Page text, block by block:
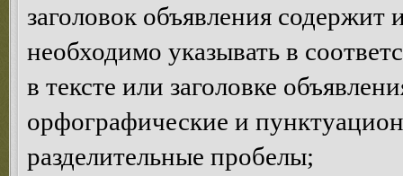
заголовок объявления
необходимо указывать в
в тексте или заголовке
орфографические и
разделительные пробелы;